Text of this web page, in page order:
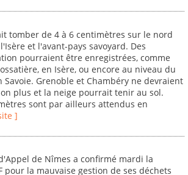
tomber de 4 à 6 centimètres sur le nord
et l'avant-pays savoyard. Des
pourraient être enregistrées, comme
en Isère, ou encore au niveau du
Grenoble et Chambéry ne devraient
plus et la neige pourrait tenir au sol.
sont par ailleurs attendus en
]
de Nîmes a confirmé mardi la
pour la mauvaise gestion de ses déchets